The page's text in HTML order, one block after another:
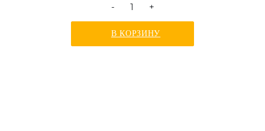
- +
В КОРЗИНУ